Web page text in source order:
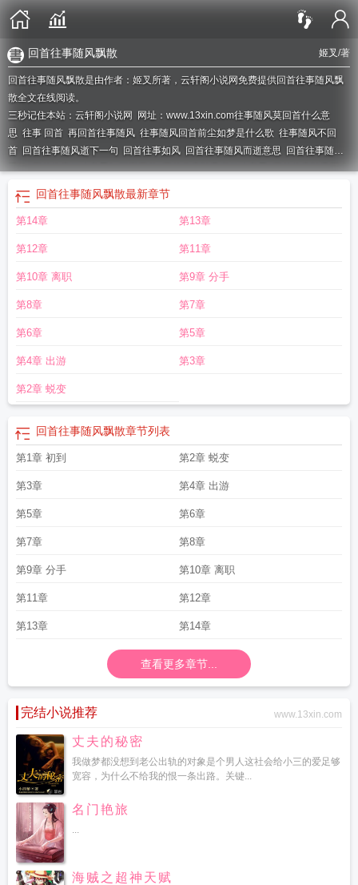
姬叉/著
回首往事随风飘散
回首往事随风飘散是由作者：姬叉所著，云轩阁小说网免费提供回首往事随风飘
散全文在线阅读。
三秒记住本站：云轩阁小说网 网址：www.13xin.com往事随风莫回首什么意
思 往事 回首 再回首往事随风 往事随风回首前尘如梦是什么歌 往事随风不回
首 回首往事随风逝下一句 回首往事如风 回首往事随风而逝意思
回首往事随风
飘散回首往事什么意思?不再回首回首往事随风逝什么意思回首往事随风而去
下一句是什么
回首往事的下一句是什么
茹 回首往事随风而逝粤语歌
回首往事随风飘散最新章节
第14章 第13章
第12章 第11章
第10章 离职 第9章 分手
第8章 第7章
第6章 第5章
第4章 出游 第3章
第2章 蜕变
回首往事随风飘散章节列表
第1章 初到 第2章 蜕变
第3章 第4章 出游
第5章 第6章
第7章 第8章
第9章 分手 第10章 离职
第11章 第12章
第13章 第14章
查看更多章节...
完结小说推荐 www.13xin.com
丈夫的秘密
我做梦都没想到老公出轨的对象是个男人这社会给小三的爱足够
宽容，为什么不给我的恨一条出路。关键...
名门艳旅
...
海贼之超神天赋